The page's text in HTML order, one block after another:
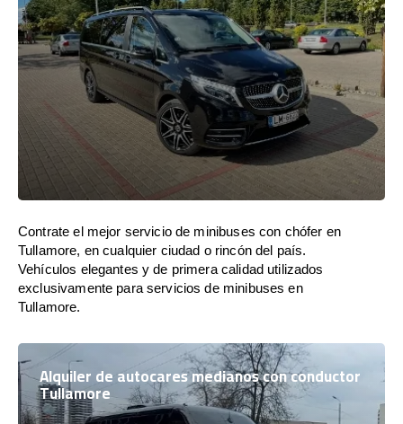
Contrate el mejor servicio de minibuses con chófer en
Tullamore, en cualquier ciudad o rincón del país.
Vehículos elegantes y de primera calidad utilizados
exclusivamente para servicios de minibuses en
Tullamore.
Alquiler de autocares medianos con conductor
Tullamore